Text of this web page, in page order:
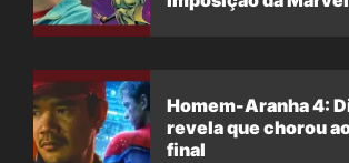
Homem-Aranha 4:
revela que chorou
final